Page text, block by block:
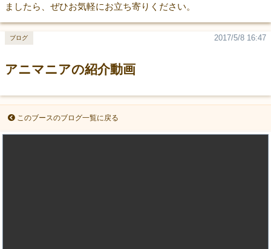
ましたら、ぜひお気軽にお立ち寄りください。
アニマニアの紹介動画
2017/5/8 16:47
ブログ
このブースのブログ一覧に戻る